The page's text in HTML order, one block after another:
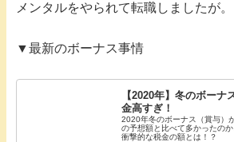
メンタルをやられて転職しましたが。
▼最新のボーナス事情
【2020年】冬のボー
金高すぎ！
2020年冬のボーナス（賞与）
の予想額と比べて多かったの
衝撃的な税金の額とは！？